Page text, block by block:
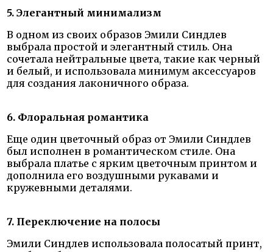
5. Элегантный минимализм
В одном из своих образов Эмили Синдлев
выбрала простой и элегантный стиль. Она
сочетала нейтральные цвета, такие как черный
и белый, и использовала минимум аксессуаров
для создания лаконичного образа.
6. Флоральная романтика
Еще один цветочный образ от Эмили Синдлев
был исполнен в романтическом стиле. Она
выбрала платье с ярким цветочным принтом и
дополнила его воздушными рукавами и
кружевными деталями.
7. Переключение на полосы
Эмили Синдлев использовала полосатый принт,